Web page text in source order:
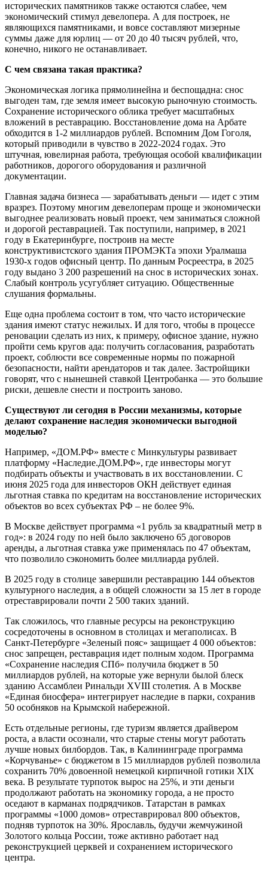
исторических памятников также остаются слабее, чем
экономический стимул девелопера. А для построек, не
являющихся памятниками, и вовсе составляют мизерные
суммы даже для юрлиц — от 20 до 40 тысяч рублей, что,
конечно, никого не останавливает.
С чем связана такая практика?
Экономическая логика прямолинейна и беспощадна: снос
выгоден там, где земля имеет высокую рыночную стоимость.
Сохранение исторического облика требует масштабных
вложений в реставрацию. Восстановление дома на Арбате
обходится в 1-2 миллиардов рублей. Вспомним Дом Гоголя,
который приводили в чувство в 2022-2024 годах. Это
штучная, ювелирная работа, требующая особой квалификации
работников, дорогого оборудования и различной
документации.
Главная задача бизнеса — зарабатывать деньги — идет с этим
вразрез. Поэтому многим девелоперам проще и экономически
выгоднее реализовать новый проект, чем заниматься сложной
и дорогой реставрацией. Так поступили, например, в 2021
году в Екатеринбурге, построив на месте
конструктивистского здания ПРОМЭКТа эпохи Уралмаша
1930-х годов офисный центр. По данным Росреестра, в 2025
году выдано 3 200 разрешений на снос в исторических зонах.
Слабый контроль усугубляет ситуацию. Общественные
слушания формальны.
Еще одна проблема состоит в том, что часто исторические
здания имеют статус нежилых. И для того, чтобы в процессе
реновации сделать из них, к примеру, офисное здание, нужно
пройти семь кругов ада: получить согласования, разработать
проект, соблюсти все современные нормы по пожарной
безопасности, найти арендаторов и так далее. Застройщики
говорят, что с нынешней ставкой Центробанка — это большие
риски, дешевле снести и построить заново.
Существуют ли сегодня в России механизмы, которые
делают сохранение наследия экономически выгодной
моделью?
Например, «ДОМ.РФ» вместе с Минкультуры развивает
платформу «Наследие.ДОМ.РФ», где инвесторы могут
подбирать объекты и участвовать в их восстановлении. С
июня 2025 года для инвесторов ОКН действует единая
льготная ставка по кредитам на восстановление исторических
объектов во всех субъектах РФ – не более 9%.
В Москве действует программа «1 рубль за квадратный метр в
год»: в 2024 году по ней было заключено 65 договоров
аренды, а льготная ставка уже применялась по 47 объектам,
что позволило сэкономить более миллиарда рублей.
В 2025 году в столице завершили реставрацию 144 объектов
культурного наследия, а в общей сложности за 15 лет в городе
отреставрировали почти 2 500 таких зданий.
Так сложилось, что главные ресурсы на реконструкцию
сосредоточены в основном в столицах и мегаполисах. В
Санкт-Петербурге «Зеленый пояс» защищает 4 000 объектов:
снос запрещен, реставрация идет полным ходом. Программа
«Сохранение наследия СПб» получила бюджет в 50
миллиардов рублей, на которые уже вернули былой блеск
зданию Ассамблеи Ринальди XVIII столетия. А в Москве
«Единая биосфера» интегрирует наследие в парки, сохранив
50 особняков на Крымской набережной.
Есть отдельные регионы, где туризм является драйвером
роста, а власти осознали, что старые стены могут работать
лучше новых билбордов. Так, в Калининграде программа
«Корчуванье» с бюджетом в 15 миллиардов рублей позволила
сохранить 70% довоенной немецкой кирпичной готики XIX
века. В результате турпоток вырос на 25%, и эти деньги
продолжают работать на экономику города, а не просто
оседают в карманах подрядчиков. Татарстан в рамках
программы «1000 домов» отреставрировал 800 объектов,
подняв турпоток на 30%. Ярославль, будучи жемчужиной
Золотого кольца России, тоже активно работает над
реконструкцией церквей и сохранением исторического
центра.